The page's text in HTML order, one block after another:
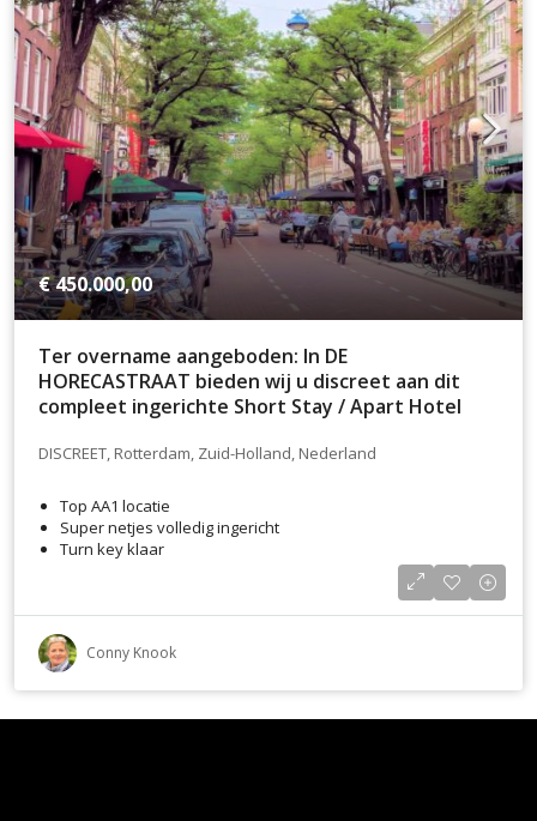
€ 450.000,00
Ter overname aangeboden: In DE
HORECASTRAAT bieden wij u discreet aan dit
compleet ingerichte Short Stay / Apart Hotel
DISCREET, Rotterdam, Zuid-Holland, Nederland
Top AA1 locatie
Super netjes volledig ingericht
Turn key klaar
Conny Knook